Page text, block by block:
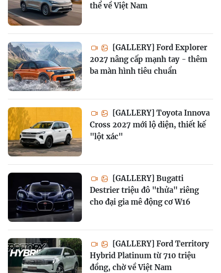
thể về Việt Nam
[GALLERY] Ford Explorer
2027 nâng cấp mạnh tay - thêm
ba màn hình tiêu chuẩn
[GALLERY] Toyota Innova
Cross 2027 mới lộ diện, thiết kế
"lột xác"
[GALLERY] Bugatti
Destrier triệu đô "thửa" riêng
cho đại gia mê động cơ W16
[GALLERY] Ford Territory
Hybrid Platinum từ 710 triệu
đồng, chờ về Việt Nam